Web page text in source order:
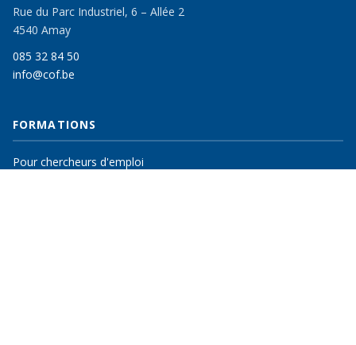
Rue du Parc Industriel, 6 – Allée 2
4540 Amay
085 32 84 50
info@cof.be
FORMATIONS
Pour chercheurs d'emploi